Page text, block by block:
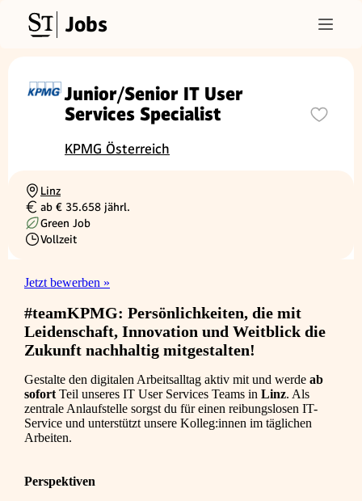
Jobs
Junior/Senior IT User
Services Specialist
KPMG Österreich
Ortschaft
Linz
Gehalt
ab € 35.658 jährl.
Green Job
Beschäftigungsart
Vollzeit
Jetzt bewerben »
#teamKPMG: Persönlichkeiten, die mit
Leidenschaft, Innovation und Weitblick die
Zukunft nachhaltig mitgestalten!
Gestalte den digitalen Arbeitsalltag aktiv mit und werde ab
sofort Teil unseres IT User Services Teams in Linz. Als
zentrale Anlaufstelle sorgst du für einen reibungslosen IT-
Service und unterstützt unsere Kolleg:innen im täglichen
Arbeiten.
Perspektiven